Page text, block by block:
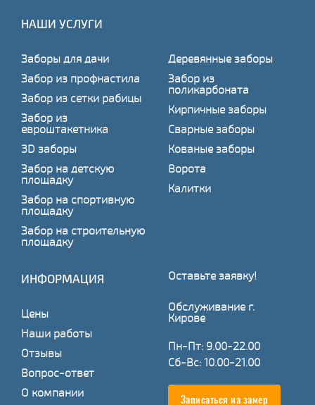
НАШИ УСЛУГИ
Заборы для дачи
Забор из профнастила
Забор из сетки рабицы
Забор из
евроштакетника
3D заборы
Забор на детскую
площадку
Забор на спортивную
площадку
Забор на строительную
площадку
Деревянные заборы
Забор из
поликарбоната
Кирпичные заборы
Сварные заборы
Кованые заборы
Ворота
Калитки
ИНФОРМАЦИЯ
Цены
Наши работы
Отзывы
Вопрос-ответ
О компании
Оставьте заявку!
Обслуживание г.
Кирове
Пн-Пт: 9.00-22.00
Сб-Вс: 10.00-21.00
Записаться на замер